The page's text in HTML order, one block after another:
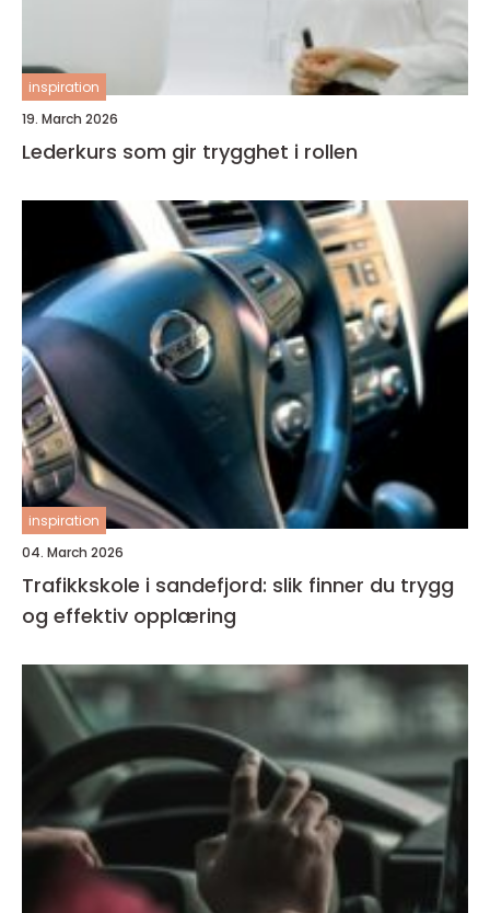
inspiration
19. March 2026
Lederkurs som gir trygghet i rollen
inspiration
04. March 2026
Trafikkskole i sandefjord: slik finner du trygg
og effektiv opplæring